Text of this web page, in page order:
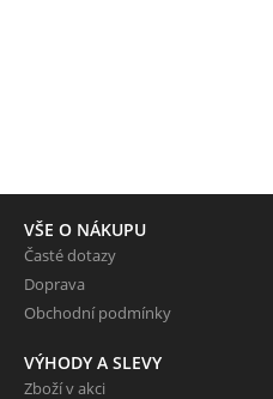
VŠE O NÁKUPU
Časté dotazy
Doprava
Obchodní podmínky
VÝHODY A SLEVY
Zboží v akci